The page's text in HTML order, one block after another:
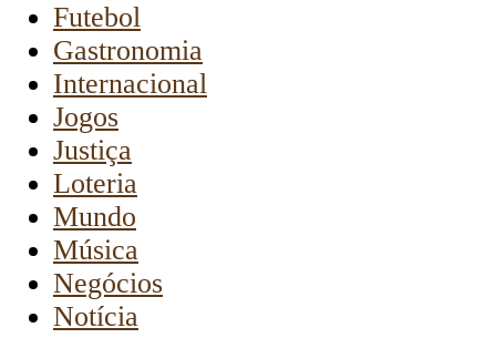
Futebol
Gastronomia
Internacional
Jogos
Justiça
Loteria
Mundo
Música
Negócios
Notícia